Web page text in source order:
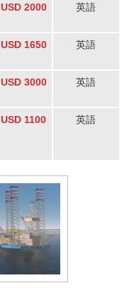
USD 2000 英語
USD 1650 英語
USD 3000 英語
USD 1100 英語